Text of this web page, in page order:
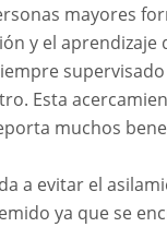
mayores
y el aprendizaje
Esta
muchos
a evitar el
ya que se